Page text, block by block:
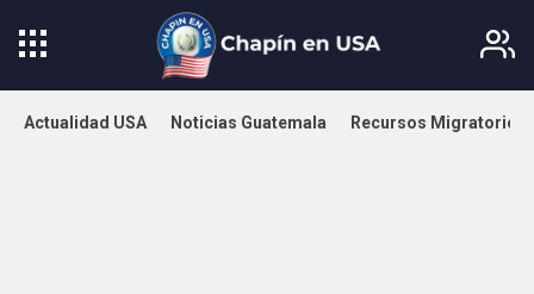
Actualidad USA Noticias Guatemala Recursos Migratorios